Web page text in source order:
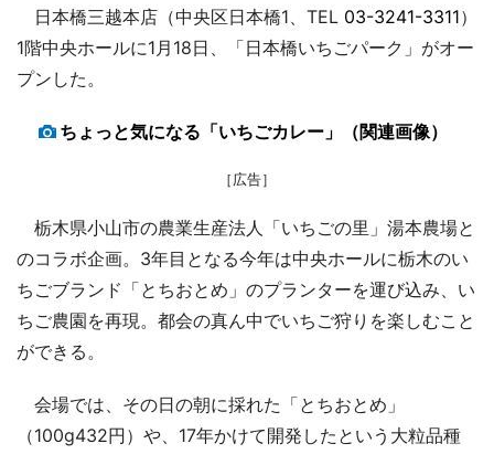
日本橋三越本店（中央区日本橋1、TEL 03-3241-3311）
1階中央ホールに1月18日、「日本橋いちごパーク」がオー
プンした。
ちょっと気になる「いちごカレー」（関連画像）
［広告］
栃木県小山市の農業生産法人「いちごの里」湯本農場と
のコラボ企画。3年目となる今年は中央ホールに栃木のい
ちごブランド「とちおとめ」のプランターを運び込み、い
ちご農園を再現。都会の真ん中でいちご狩りを楽しむこと
ができる。
会場では、その日の朝に採れた「とちおとめ」
（100g432円）や、17年かけて開発したという大粒品種